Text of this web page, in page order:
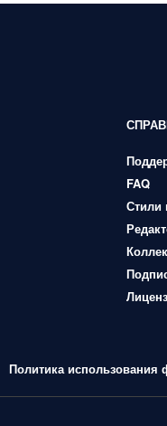
FAQ
Стили
Политика использования